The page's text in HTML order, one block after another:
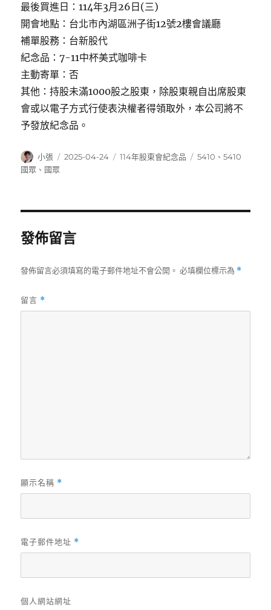
最後買進日：114年3月26日(三)
開會地點：台北市內湖區洲子街12號2樓會議廳
補單股務：台新股代
紀念品：7-11中杯美式咖啡卡
主動寄單：否
其他：持股未滿1000股之股東，除股東親自出席股東
會或以電子方式行使表決權者得領取外，本公司將不
予發放紀念品。
作
者
小張
發
2025-04-24
分
114年股東會紀念品
標
5410 、5410
國眾 、 國眾
發佈留言
發佈留言必須填寫的電子郵件地址不會公開。 必填欄位標示為 *
留言 *
顯示名稱 *
電子郵件地址 *
個人網站網址